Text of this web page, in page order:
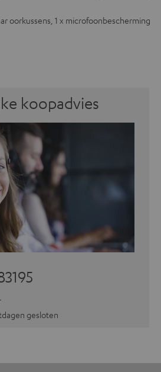
oorkussens, 1 x microfoonbescherming
koopadvies
gesloten